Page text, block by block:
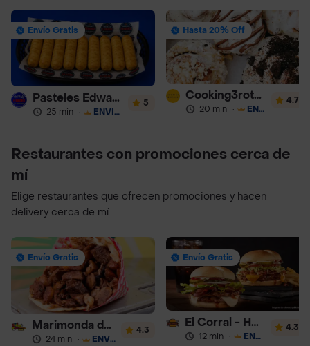
Envío Gratis
Pasteles Edward
25 min · ENVÍO GRATIS
5
Hasta 20% Off
Cooking3rothers
20 min · ENVÍO GRATIS
4.7
Restaurantes con promociones cerca de
mí
Elige restaurantes que ofrecen promociones y hacen
delivery cerca de mí
Envío Gratis
Marimonda del Mono
24 min · ENVÍO GRATIS
4.3
Envío Gratis
El Corral - Hamburguesa
12 min · ENVÍO GRATIS
4.3